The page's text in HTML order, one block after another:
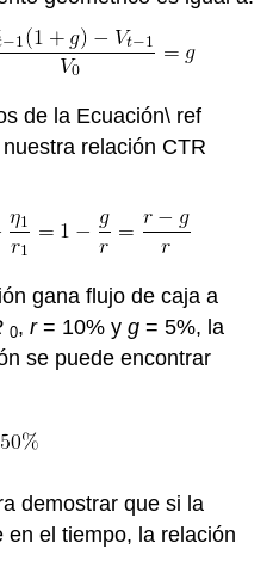
de la Ecuación\ ref
relación CTR
gana flujo de caja a
0,r= 10% yg = 5%, la
se puede encontrar
demostrar que si la
en el tiempo, la relación